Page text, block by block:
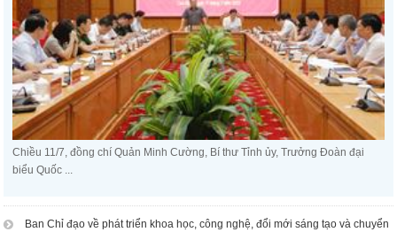
Chiều 11/7, đồng chí Quản Minh Cường, Bí thư Tỉnh ủy, Trưởng Đoàn đại
biểu Quốc ...
Ban Chỉ đạo về phát triển khoa học, công nghệ, đổi mới sáng tạo và chuyển